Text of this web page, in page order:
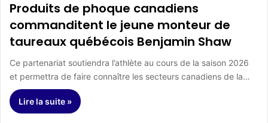
Produits de phoque canadiens
commanditent le jeune monteur de
taureaux québécois Benjamin Shaw
Ce partenariat soutiendra l’athlète au cours de la saison 2026
et permettra de faire connaître les secteurs canadiens de la…
Lire la suite »